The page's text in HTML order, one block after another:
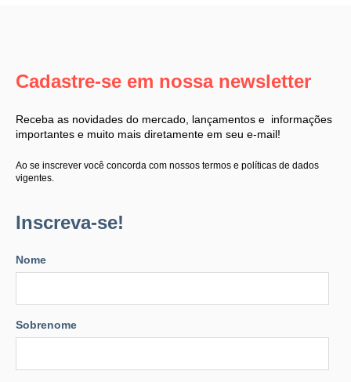
Cadastre-se em nossa newsletter
Receba as novidades do mercado, lançamentos e informações
importantes e muito mais diretamente em seu e-mail!
Ao se inscrever você concorda com nossos termos e políticas de dados
vigentes.
Inscreva-se!
Nome
Sobrenome